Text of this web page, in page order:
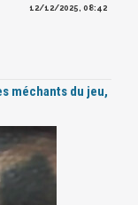
12/12/2025, 08:42
méchants du jeu,